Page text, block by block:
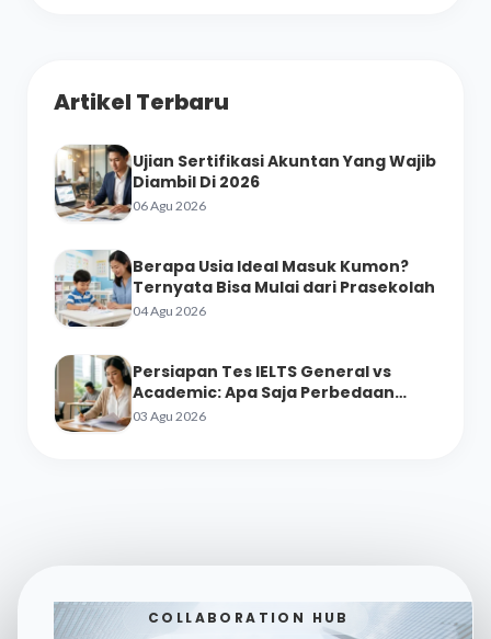
Artikel Terbaru
Ujian Sertifikasi Akuntan Yang Wajib
Diambil Di 2026
06 Agu 2026
Berapa Usia Ideal Masuk Kumon?
Ternyata Bisa Mulai dari Prasekolah
04 Agu 2026
Persiapan Tes IELTS General vs
Academic: Apa Saja Perbedaan
Materinya?
03 Agu 2026
COLLABORATION HUB